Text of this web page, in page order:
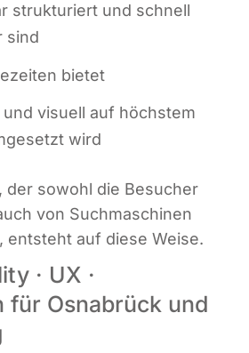
struk­tu­riert und schnell
sind
bietet
visu­ell auf höchs­tem
wird
der sowohl die Besu­cher
von Such­ma­schi­nen
ent­steht auf die­se Weise.
· UX ·
für Osnabrück und